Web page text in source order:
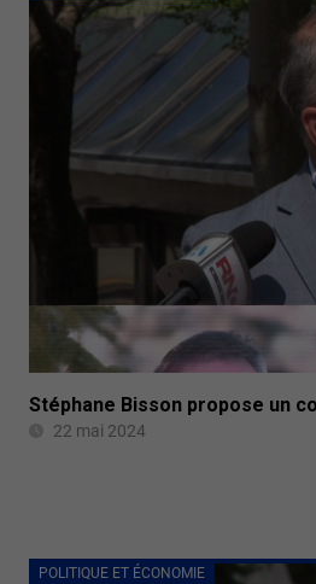
Stéphane Bisson propose un
22 mai 2024
POLITIQUE ET ÉCONOMIE